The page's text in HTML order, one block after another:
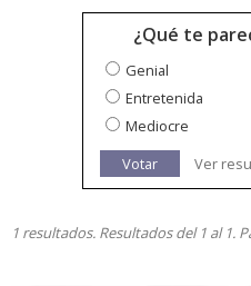
¿Qué te
Genial
Entretenida
Mediocre
Votar
Ver
1 resultados. Resultados del 1 al 1.